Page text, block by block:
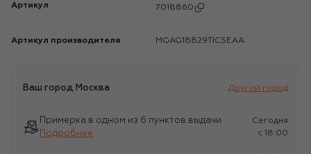
Артикул 7018860
Артикул производителя MGAG18829TICSEAA
Ваш город Москва Другой город
Примерка в одном из 6 пунктов выдачи
Подробнее
Сегодня
c 18:00